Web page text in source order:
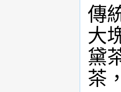
傳
大
黛
茶